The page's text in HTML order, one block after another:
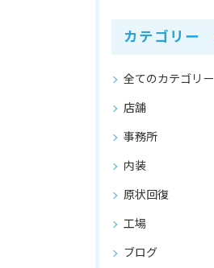
カテゴリー
全てのカテゴリー
店舗
事務所
内装
原状回復
工場
ブログ